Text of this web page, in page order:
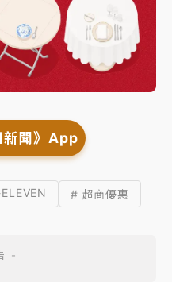
新聞》App
# 超商優惠